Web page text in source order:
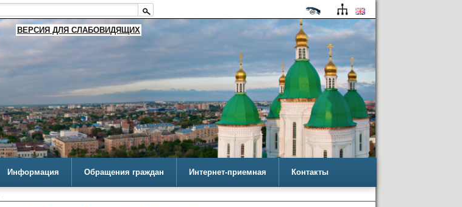
ВЕРСИЯ ДЛЯ СЛАБОВИДЯЩИХ
Информация Обращения граждан Интернет-приемная Контакты